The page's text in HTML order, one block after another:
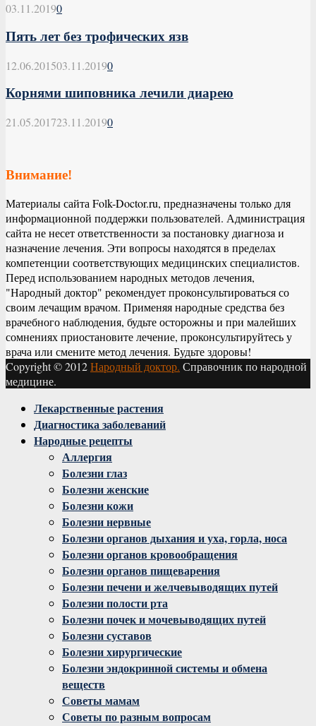
03.11.20190
Пять лет без трофических язв
12.06.201503.11.20190
Корнями шиповника лечили диарею
21.05.201723.11.20190
Внимание!
Материалы сайта Folk-Doctor.ru, предназначены только для
информационной поддержки пользователей. Администрация
сайта не несет ответственности за постановку диагноза и
назначение лечения. Эти вопросы находятся в пределах
компетенции соответствующих медицинских специалистов.
Перед использованием народных методов лечения,
"Народный доктор" рекомендует проконсультироваться со
своим лечащим врачом. Применяя народные средства без
врачебного наблюдения, будьте осторожны и при малейших
сомнениях приостановите лечение, проконсультируйтесь у
врача или смените метод лечения. Будьте здоровы!
Copyright © 2012Народный доктор. Справочник по народной
медицине.
Facebook
Twitter
Instagram
YoutubeЛекарственные растения
Диагностика заболеваний
Народные рецепты
Аллергия
Болезни глаз
Болезни женские
Болезни кожи
Болезни нервные
Болезни органов дыхания и уха, горла, носа
Болезни органов кровообращения
Болезни органов пищеварения
Болезни печени и желчевыводящих путей
Болезни полости рта
Болезни почек и мочевыводящих путей
Болезни суставов
Болезни хирургические
Болезни эндокринной системы и обмена
веществ
Советы мамам
Советы по разным вопросам